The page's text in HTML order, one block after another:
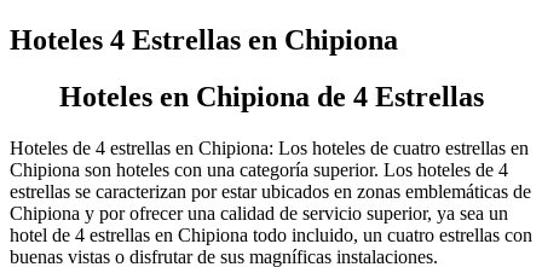
Hoteles 4 Estrellas en Chipiona
Hoteles en Chipiona de 4 Estrellas
Hoteles de 4 estrellas en Chipiona: Los hoteles de cuatro estrellas en
Chipiona son hoteles con una categoría superior. Los hoteles de 4
estrellas se caracterizan por estar ubicados en zonas emblemáticas de
Chipiona y por ofrecer una calidad de servicio superior, ya sea un
hotel de 4 estrellas en Chipiona todo incluido, un cuatro estrellas con
buenas vistas o disfrutar de sus magníficas instalaciones.